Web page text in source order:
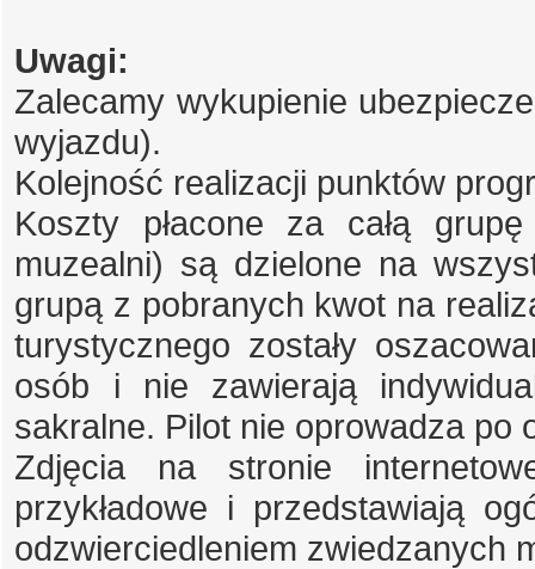
Uwagi:
Zalecamy wykupienie
wyjazdu).
Kolejność realizacji punktów
Koszty płacone za całą
muzealni) są dzielone na
grupą z pobranych kwot na
turystycznego zostały
osób i nie zawierają
sakralne. Pilot nie oprowadza po
Zdjęcia na stronie
przykładowe i przedstawiają
odzwierciedleniem zwiedzanych